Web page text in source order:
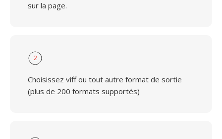
sur la page.
2
Choisissez viff ou tout autre format de sortie
(plus de 200 formats supportés)